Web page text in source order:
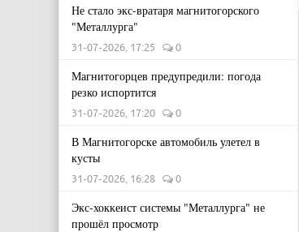
Не стало экс-вратаря магнитогорского
"Металлурга"
31-07-2026, 17:25 0
Магнитогорцев предупредили: погода
резко испортится
31-07-2026, 17:20 0
В Магнитогорске автомобиль улетел в
кусты
31-07-2026, 16:28 0
Экс-хоккеист системы "Металлурга" не
прошёл просмотр